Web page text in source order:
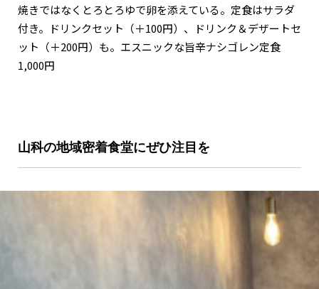
焼きではなくとろとろゆで卵を添えている。定食はサラダ
付き。ドリンクセット（＋100円）、ドリンク＆デザートセ
ット（＋200円）も。エスニックな旨辛ナシゴレン定食
1,000円
山科の地域密着食堂にぜひ注目を